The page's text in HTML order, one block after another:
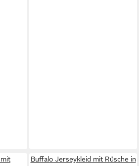
Buffalo Jerseykleid mit Rüsche in